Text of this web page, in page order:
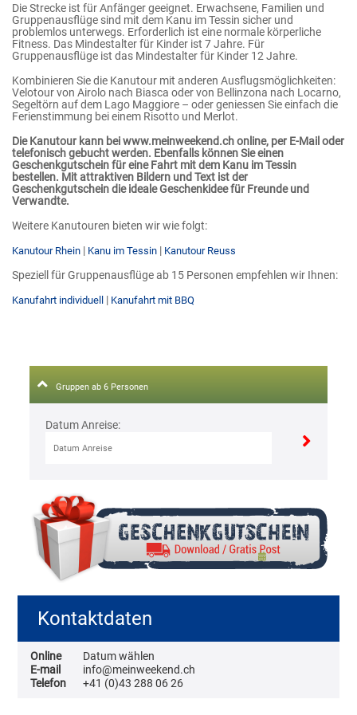
Die Strecke ist für Anfänger geeignet. Erwachsene, Familien und
Gruppenausflüge sind mit dem Kanu im Tessin sicher und
problemlos unterwegs. Erforderlich ist eine normale körperliche
Fitness. Das Mindestalter für Kinder ist 7 Jahre. Für
Gruppenausflüge ist das Mindestalter für Kinder 12 Jahre.
Kombinieren Sie die Kanutour mit anderen Ausflugsmöglichkeiten:
Velotour von Airolo nach Biasca oder von Bellinzona nach Locarno,
Segeltörn auf dem Lago Maggiore – oder geniessen Sie einfach die
Ferienstimmung bei einem Risotto und Merlot.
Die Kanutour kann bei www.meinweekend.ch online, per E-Mail oder
telefonisch gebucht werden. Ebenfalls können Sie einen
Geschenkgutschein für eine Fahrt mit dem Kanu im Tessin
bestellen. Mit attraktiven Bildern und Text ist der
Geschenkgutschein die ideale Geschenkidee für Freunde und
Verwandte.
Weitere Kanutouren bieten wir wie folgt:
Kanutour Rhein | Kanu im Tessin | Kanutour Reuss
Speziell für Gruppenausflüge ab 15 Personen empfehlen wir Ihnen:
Kanufahrt individuell | Kanufahrt mit BBQ
Gruppen ab 6 Personen
Datum Anreise:
Kontaktdaten
Online
Datum wählen
E-mail
info@meinweekend.ch
Telefon
+41 (0)43 288 06 26